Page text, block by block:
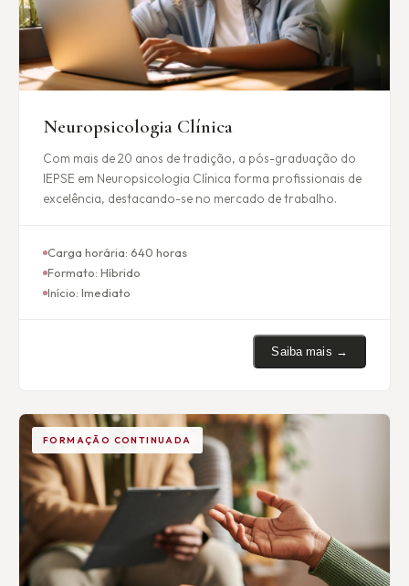
Neuropsicologia Clínica
Com mais de 20 anos de tradição, a pós-graduação do
IEPSE em Neuropsicologia Clínica forma profissionais de
excelência, destacando-se no mercado de trabalho.
Carga horária: 640 horas
Formato: Híbrido
Início: Imediato
Saiba mais →
FORMAÇÃO CONTINUADA